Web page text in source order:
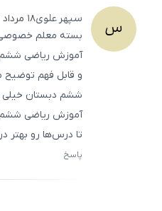
س سپهرعلوی۱۸ مرداد ۱۴۰۳
بسته معلم خصوصی
آموزش ریاضی ششم
و قابل فهم توضیح
ششم دبستان خیلی
آموزش ریاضی
تا درس‌ها رو بهتر
پاسخ